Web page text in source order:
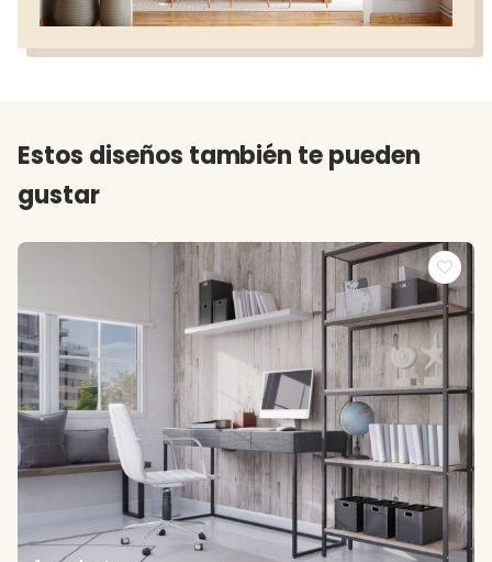
Estos diseños también te pueden
gustar